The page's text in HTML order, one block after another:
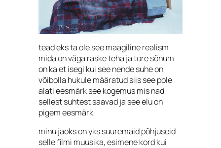
tead eks ta ole see maagiline realism
mida on väga raske teha ja tore sõnum
on ka et isegi kui see nende suhe on
võibolla hukule määratud siis see pole
alati eesmärk see kogemus mis nad
sellest suhtest saavad ja see elu on
pigem eesmärk
minu jaoks on yks suuremaid põhjuseid
selle filmi muusika, esimene kord kui